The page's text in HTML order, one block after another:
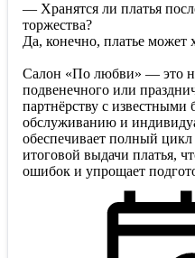
— Хранятся ли платья
торжества?
Да, конечно, платье может
Салон «По любви» — это
подвенечного или
партнёрству с
обслуживанию и
обеспечивает полный цикл
итоговой выдачи платья,
ошибок и упрощает